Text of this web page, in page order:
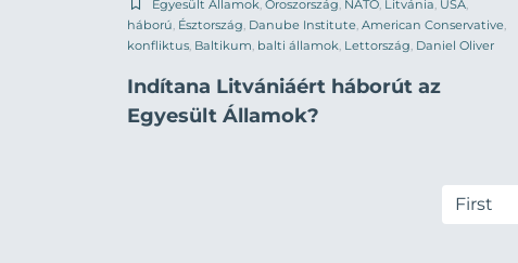
Egyesült Államok Oroszország NATO Litvánia USA
háború Észtország Danube Institute American Conservative
konfliktus Baltikum balti államok Lettország Daniel Oliver
Indítana Litvániáért háborút az
Egyesült Államok?
First